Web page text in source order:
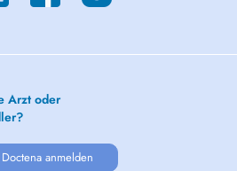
Arzt oder
anmelden